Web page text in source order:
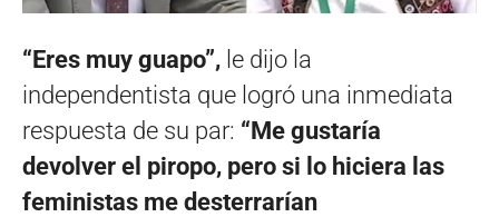
“Eres muy guapo”, le dijo la
independentista que logró una inmediata
respuesta de su par: “Me gustaría
devolver el piropo, pero si lo hiciera las
feministas me desterrarían